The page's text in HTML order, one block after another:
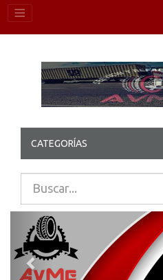
CATEGORÍAS
Previous